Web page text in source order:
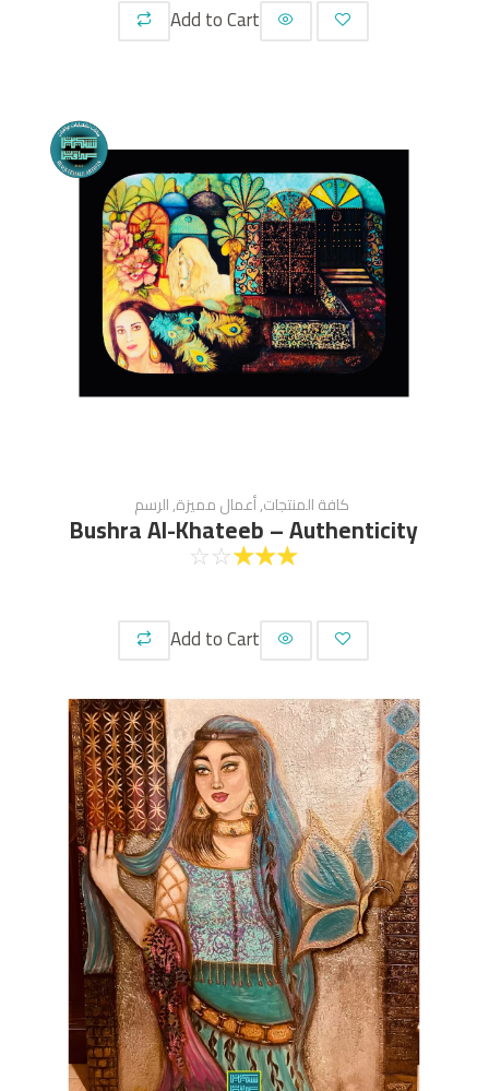
Add to Cart
كافة المنتجات,أعمال مميزة,الرسم
Bushra Al-Khateeb – Authenticity
☆
☆
☆
☆
☆
Add to Cart